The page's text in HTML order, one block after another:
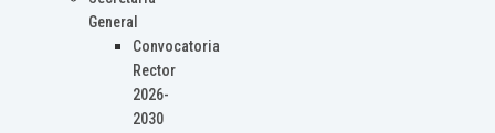
General
Convocatoria
Rector
2026-
2030